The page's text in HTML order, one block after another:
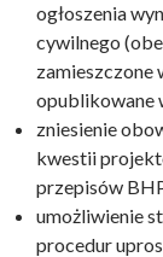
ogłoszenia
cywilnego
zamieszczone
opublikowane
zniesienie
kwestii
przepisów
umożliwienie
procedur